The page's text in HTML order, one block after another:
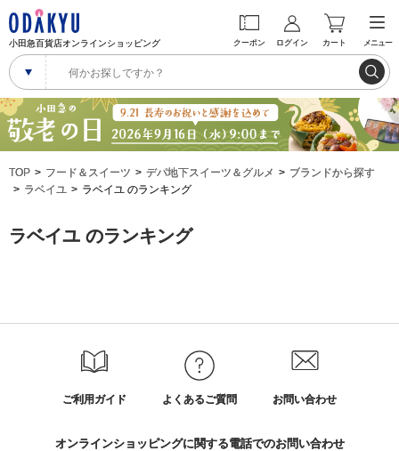
小田急百貨店オンラインショッピング クーポン ログイン カート メニュー
TOP フード＆スイーツ デパ地下スイーツ＆グルメ
ブランドから探す
ラベイユ
ラベイユ のランキング
ラベイユ のランキング
ご利用ガイド よくあるご質問 お問い合わせ
オンラインショッピングに関する電話でのお問い合わせ